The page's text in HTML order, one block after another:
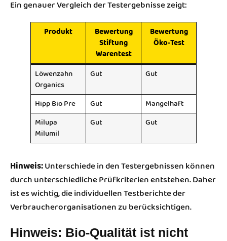
Ein genauer Vergleich der Testergebnisse zeigt:
Produkt
Bewertung
Stiftung
Warentest
Bewertung
Öko-Test
Löwenzahn
Organics
Gut Gut
Hipp Bio Pre Gut
Mangelhaft
Milupa
Milumil
Gut Gut
Hinweis:Unterschiede in den Testergebnissen können
durch unterschiedliche Prüfkriterien entstehen. Daher
ist es wichtig, die individuellen Testberichte der
Verbraucherorganisationen zu berücksichtigen.
Hinweis: Bio-Qualität ist nicht